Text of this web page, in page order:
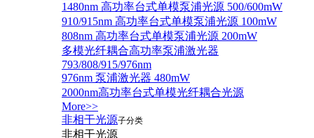
1480nm 高功率台式单模泵浦光源 500/600mW
910/915nm 高功率台式单模泵浦光源 100mW
808nm 高功率台式单模泵浦光源 200mW
多模光纤耦合高功率泵浦激光器
793/808/915/976nm
976nm 泵浦激光器 480mW
2000nm高功率台式单模光纤耦合光源
More>>
非相干光源子分类
非相干光源